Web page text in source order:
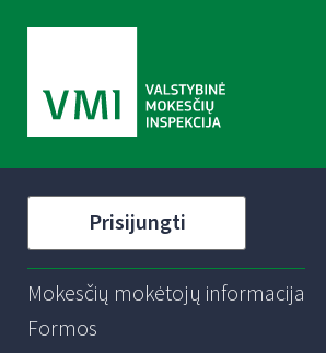
Prisijungti
Mokesčių mokėtojų informacija
Formos